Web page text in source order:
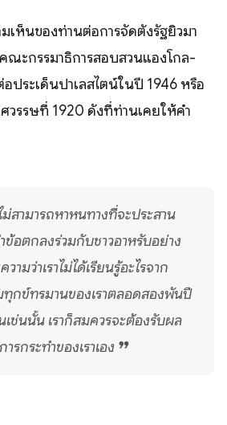
เห็นของท่านต่อการจัดตั้งรัฐยิวมา
ณะกรรมาธิการสอบสวนแองโกล-
ประเด็นปาเลสไตน์ในปี 1946 หรือ
รรษที่ 1920 ดังที่ท่านเคยให้คำ
ม่สามารถหาหนทางที่จะประสาน
ข้อตกลงร่วมกับชาวอาหรับอย่าง
ามว่าเราไม่ได้เรียนรู้อะไรจาก
ทุกข์ทรมานของเราตลอดสองพันปี
เช่นนั้น เราก็สมควรจะต้องรับผล
รกระทำของเราเอง ❞